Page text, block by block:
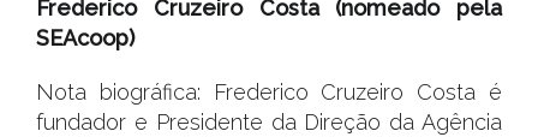
Frederico Cruzeiro Costa (nomeado pela
SEAcoop)
Nota biográfica: Frederico Cruzeiro Costa é
fundador e Presidente da Direção da Agência